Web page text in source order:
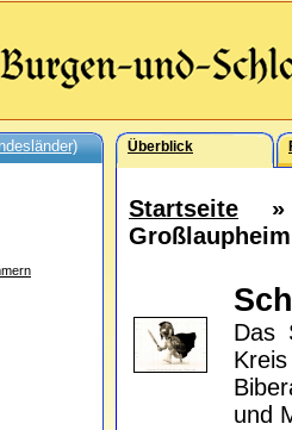
Überblick
Startseite
Großlaupheim
Das
und